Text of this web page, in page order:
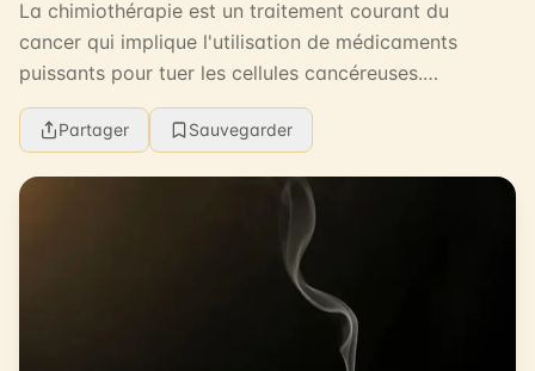
La chimiothérapie est un traitement courant du
cancer qui implique l'utilisation de médicaments
puissants pour tuer les cellules cancéreuses.
Cependant, la chimiothérapie s'accompagne souvent
d'effet...Partager Sauvegarder